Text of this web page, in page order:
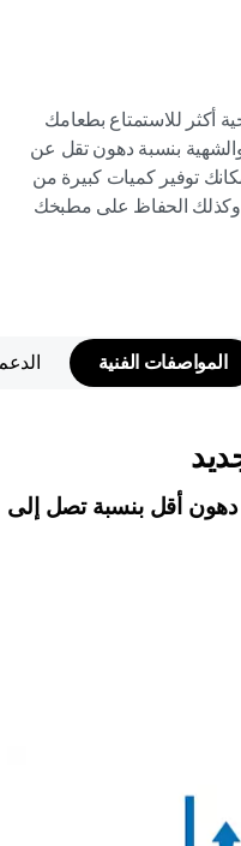
أكثر للاستمتاع بطعامك
بنسبة دهون تقل عن
توفير كميات كبيرة من
وكذلك الحفاظ على مطبخك
المواصفات الفنية
دهون أقل بنسبة تصل إلى